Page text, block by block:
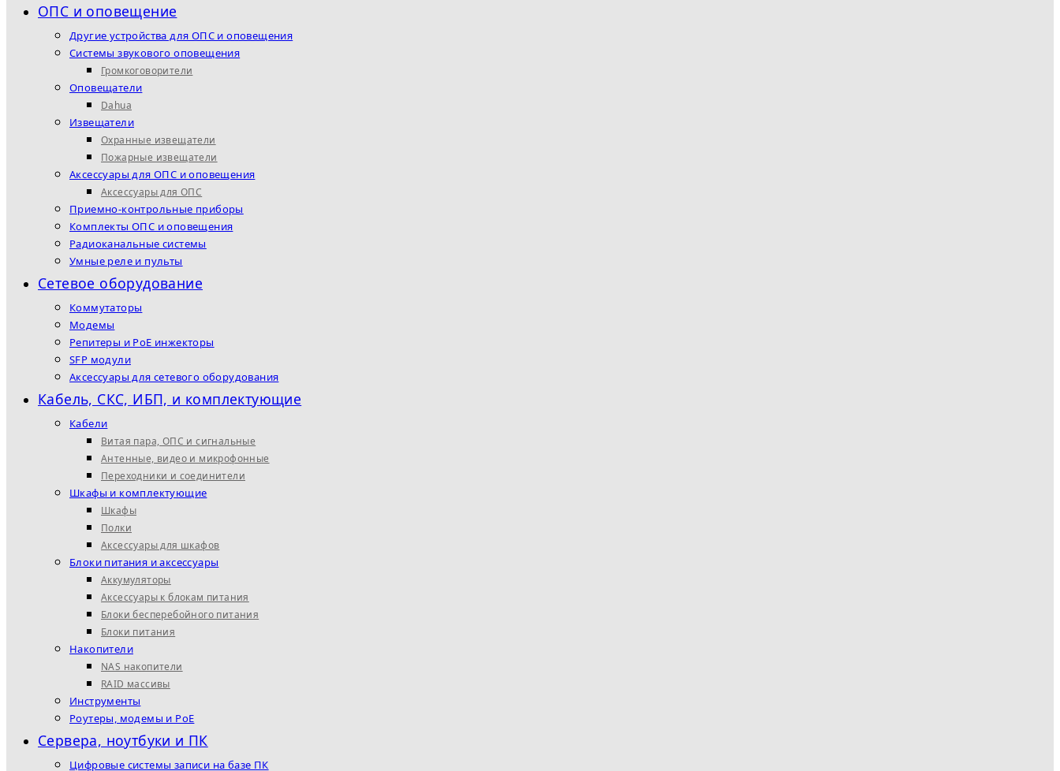
ОПС и оповещение
Другие устройства для ОПС и оповещения
Системы звукового оповещения
Громкоговорители
Оповещатели
Dahua
Извещатели
Охранные извещатели
Пожарные извещатели
Аксессуары для ОПС и оповещения
Аксессуары для ОПС
Приемно-контрольные приборы
Комплекты ОПС и оповещения
Радиоканальные системы
Умные реле и пульты
Сетевое оборудование
Коммутаторы
Модемы
Репитеры и PoE инжекторы
SFP модули
Аксессуары для сетевого оборудования
Кабель, СКС, ИБП, и комплектующие
Кабели
Витая пара, ОПС и сигнальные
Антенные, видео и микрофонные
Переходники и соединители
Шкафы и комплектующие
Шкафы
Полки
Аксессуары для шкафов
Блоки питания и аксессуары
Аккумуляторы
Аксессуары к блокам питания
Блоки бесперебойного питания
Блоки питания
Накопители
NAS накопители
RAID массивы
Инструменты
Роутеры, модемы и PoE
Сервера, ноутбуки и ПК
Цифровые системы записи на базе ПК